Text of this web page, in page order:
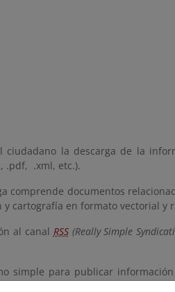
ciudadano la descarga de la
.pdf, .xml, etc.).
comprende documentos
cartografía en formato vectorial y
al canal RSS(Really Simple
simple para publicar
Atom se publicó como un